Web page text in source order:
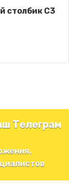
столбик С3
Телеграм